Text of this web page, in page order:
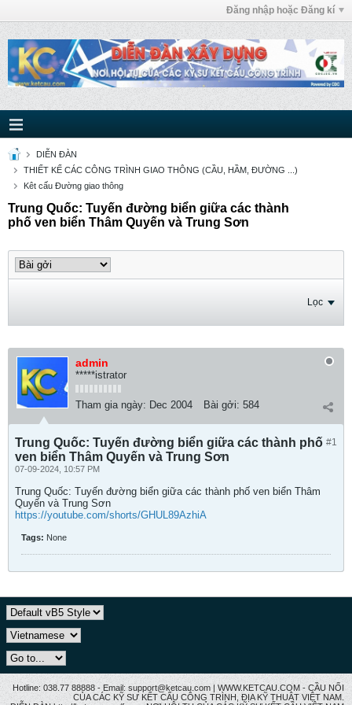
Đăng nhập hoặc Đăng kí
DIỄN ĐÀN
THIẾT KẾ CÁC CÔNG TRÌNH GIAO THÔNG (CẦU, HẦM, ĐƯỜNG ...)
Kêt cấu Đường giao thông
Trung Quốc: Tuyến đường biển giữa các thành
phố ven biển Thâm Quyến và Trung Sơn
Lọc
admin
*****istrator
Tham gia ngày: Dec 2004 Bài gởi: 584
#1
Trung Quốc: Tuyến đường biển giữa các thành phố
ven biển Thâm Quyến và Trung Sơn
07-09-2024, 10:57 PM
Trung Quốc: Tuyến đường biển giữa các thành phố ven biển Thâm
Quyến và Trung Sơn
https://youtube.com/shorts/GHUL89AzhiA
Tags: None
Hotline: 038.77 88888 - Email: support@ketcau.com | WWW.KETCAU.COM - CẦU NỐI
CỦA CÁC KỸ SƯ KẾT CẤU CÔNG TRÌNH, ĐỊA KỸ THUẬT VIỆT NAM.